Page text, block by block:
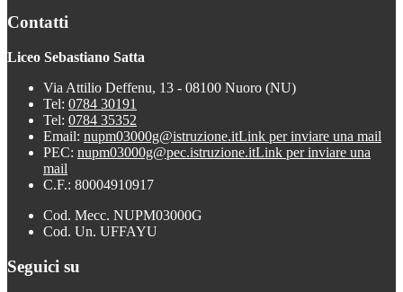
Contatti
Liceo Sebastiano Satta
Via Attilio Deffenu, 13 - 08100 Nuoro (NU)
Tel: 0784 30191
Tel: 0784 35352
Email: nupm03000g@istruzione.itLink per inviare una mail
PEC: nupm03000g@pec.istruzione.itLink per inviare una
mail
C.F.: 80004910917
Cod. Mecc. NUPM03000G
Cod. Un. UFFAYU
Seguici su